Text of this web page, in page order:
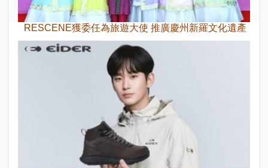
RESCENE獲委任為旅遊大使 推廣慶州新羅文化遺產